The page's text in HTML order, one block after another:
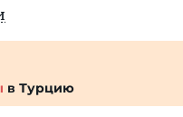
в Турцию